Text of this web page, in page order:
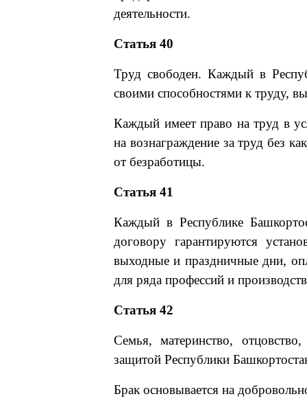
деятельности.
Статья 40
Труд свободен. Каждый в
своими способностями к труду,
Каждый имеет право на труд в
на вознаграждение за труд без
от безработицы.
Статья 41
Каждый в Республике
договору гарантируются
выходные и праздничные дни,
для ряда профессий и
Статья 42
Семья, материнство,
защитой Республики
Брак основывается на